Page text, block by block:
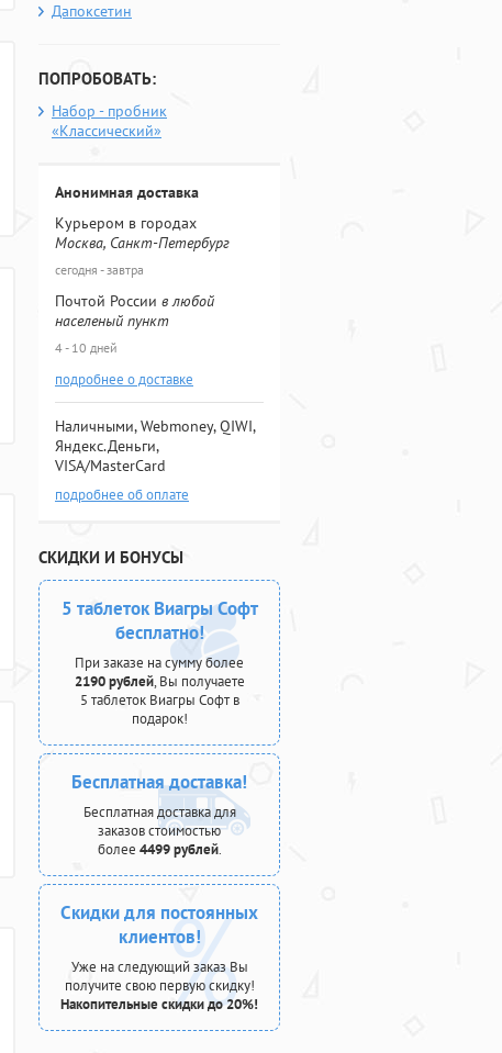
Дапоксетин
ПОПРОБОВАТЬ:
Набор - пробник
«Классический»
Анонимная доставка
Курьером в городах
Москва, Санкт-Петербург
сегодня - завтра
Почтой России в любой
населеный пункт
4 - 10 дней
подробнее о доставке
Наличными, Webmoney, QIWI,
Яндекс.Деньги,
VISA/MasterCard
подробнее об оплате
СКИДКИ И БОНУСЫ
5 таблеток Виагры Софт
бесплатно!
При заказе на сумму более
2190 рублей, Вы получаете
5 таблеток Виагры Софт в
подарок!
Бесплатная доставка!
Бесплатная доставка для
заказов стоимостью
более 4499 рублей.
Скидки для постоянных
клиентов!
Уже на следующий заказ Вы
получите свою первую скидку!
Накопительные скидки до 20%!